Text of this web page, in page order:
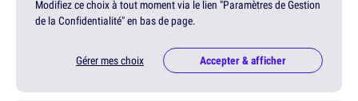
Modifiez ce choix à tout moment via le lien "Paramètres de Gestion
de la Confidentialité" en bas de page.
Gérer mes choix Accepter & afficher